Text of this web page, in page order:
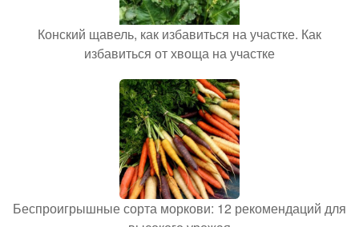
Конский щавель, как избавиться на участке. Как
избавиться от хвоща на участке
Беспроигрышные сорта моркови: 12 рекомендаций для